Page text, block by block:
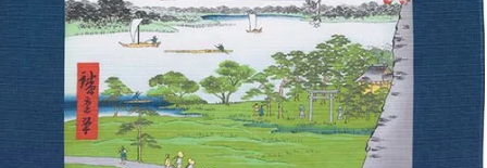
記念品
海外へのお土産
季節の贈り物
ギフトラッピング
とっておきの日
レーヨン
正絹(絹100％)
鈴木マサル
竹久夢二